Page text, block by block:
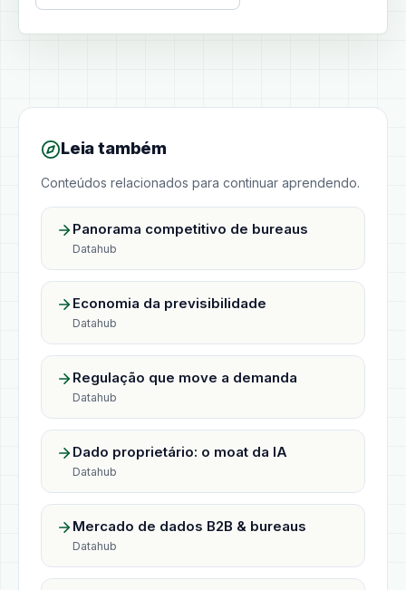
Leia também
Conteúdos relacionados para continuar aprendendo.
Panorama competitivo de bureaus
Datahub
Economia da previsibilidade
Datahub
Regulação que move a demanda
Datahub
Dado proprietário: o moat da IA
Datahub
Mercado de dados B2B & bureaus
Datahub